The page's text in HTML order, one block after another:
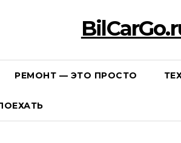
РЕМОНТ — ЭТО ПРОСТО